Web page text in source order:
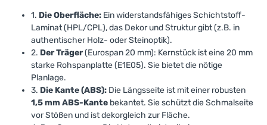
1. Die Oberfläche: Ein widerstandsfähiges Schichtstoff-
Laminat (HPL/CPL), das Dekor und Struktur gibt (z.B. in
authentischer Holz- oder Steinoptik).
2. Der Träger(Eurospan 20 mm): Kernstück ist eine 20 mm
starke Rohspanplatte (E1E05). Sie bietet die nötige
Planlage.
3. Die Kante (ABS): Die Längsseite ist mit einer robusten
1,5 mm ABS-Kante bekantet. Sie schützt die Schmalseite
vor Stößen und ist dekorgleich zur Fläche.